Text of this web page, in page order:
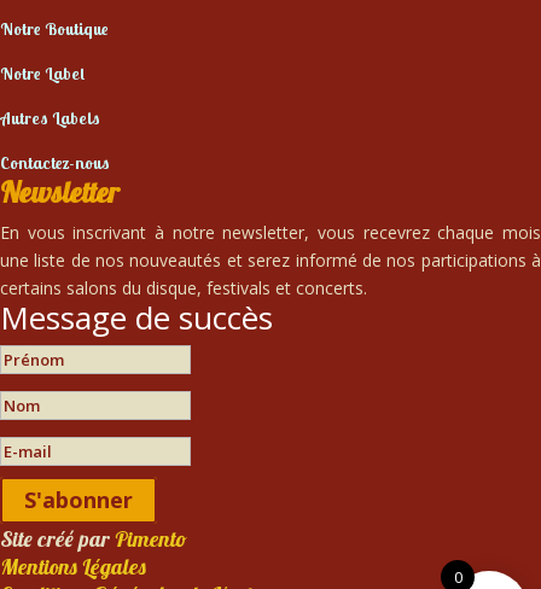
Notre Boutique
Notre Label
Autres Labels
Contactez-nous
Newsletter
En vous inscrivant à notre newsletter, vous recevrez chaque mois
une liste de nos nouveautés et serez informé de nos participations à
certains salons du disque, festivals et concerts.
Message de succès
S'abonner
Site créé parPimento
Mentions Légales
0